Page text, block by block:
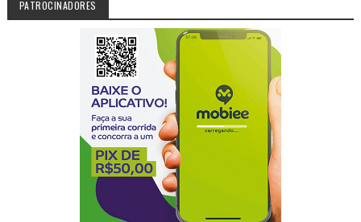
PATROCINADORES